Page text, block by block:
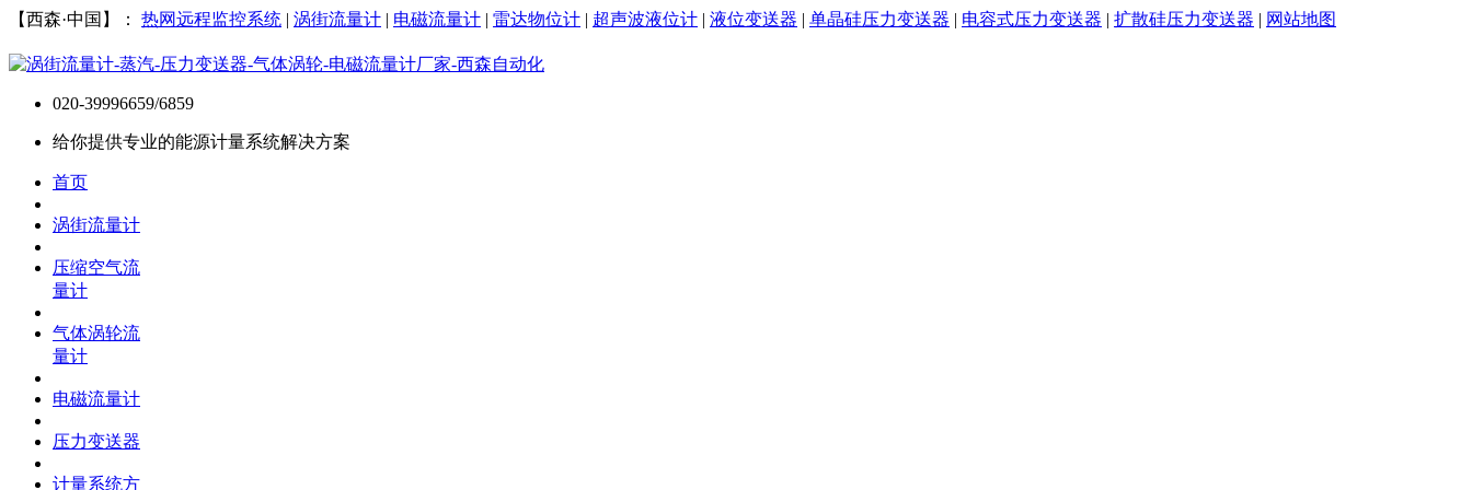
【西森·中国】： 热网远程监控系统 | 涡街流量计 | 电磁流量计 | 雷达物位计 | 超声波液位计 | 液位变送器 | 单晶硅压力变送器 | 电容式压力变送器 | 扩散硅压力变送器 | 网站地图
020-39996659/6859
给你提供专业的能源计量系统解决方案
首页
涡街流量计
压缩空气流
量计
气体涡轮流
量计
电磁流量计
压力变送器
计量系统方